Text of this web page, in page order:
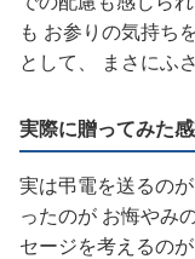
も お参りの気持ち
として、 まさにふ
実際に贈ってみた
実は弔電を送るの
ったのが お悔やみ
セージを考えるの